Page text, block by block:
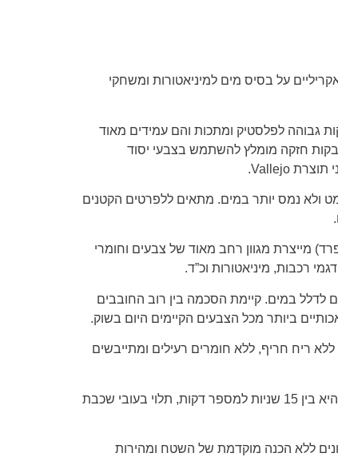
על בסיס מים למיניאטורות ומשחקי
גבוהה לפלסטיק ומתכות והם עמידים מאוד
חזקה מומלץ להשתמש בצבעי יסוד
תוצרת Vallejo
.
ולא נמס יותר במים. מתאים ללפרטים הקטנים
מייצרת מגוון רחב מאוד של צבעים וחומרי
רכבות, מיניאטורות וכ”ד.
לדלל במים. קיימת הסכמה בין רוב החובבים
ביותר מכל הצבעים הקיימים היום בשוק.
ריח חריף, ללא חומרים רעילים ומתייבשים
המתנה בין שכבות צביעה היא בין 15 שניות למספר דקות, תלוי בעובי שכבת
ללא הכנה מוקדמת של השטח ומהירות